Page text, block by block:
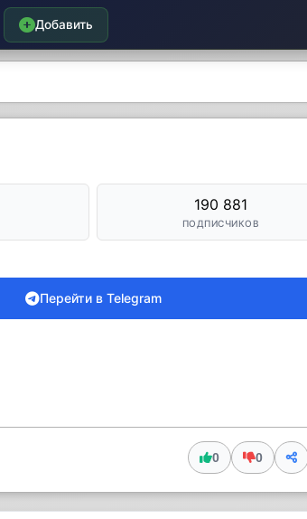
Добавить
190 881
ПОДПИСЧИКОВ
Перейти в Telegram
0 0